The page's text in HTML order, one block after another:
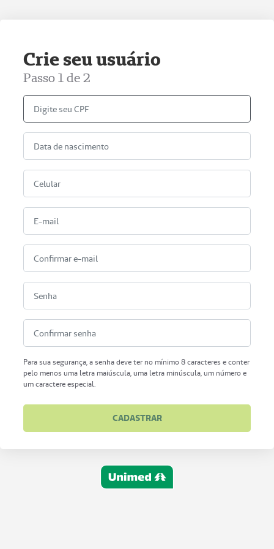
Crie seu usuário
Passo 1 de 2
Para sua segurança, a senha deve ter no mínimo 8 caracteres e conter
pelo menos uma letra maiúscula, uma letra minúscula, um número e
um caractere especial.
CADASTRAR